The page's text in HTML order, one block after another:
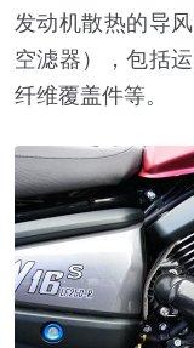
发动机散热的导
空滤器），包括
纤维覆盖件等。